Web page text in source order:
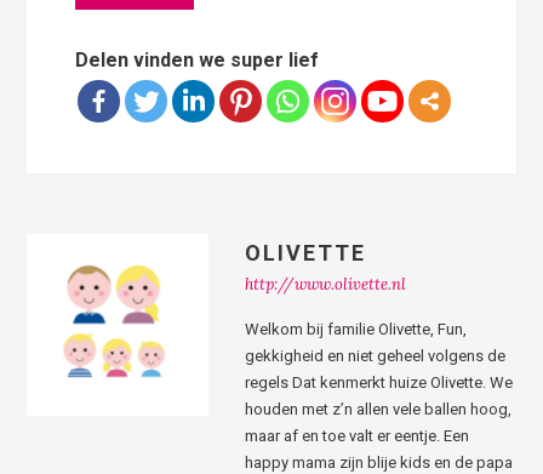
Delen vinden we super lief
OLIVETTE
http://www.olivette.nl
Welkom bij familie Olivette, Fun,
gekkigheid en niet geheel volgens de
regels Dat kenmerkt huize Olivette. We
houden met z’n allen vele ballen hoog,
maar af en toe valt er eentje. Een
happy mama zijn blije kids en de papa